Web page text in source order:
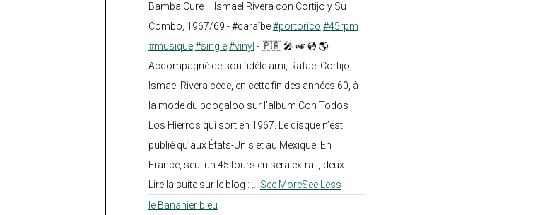
Bamba Cure – Ismael Rivera con Cortijo y Su
Combo, 1967/69 - #caraïbe#portorico #45rpm
#musique #single #vinyl - 🇵🇷 🎤 🎺 💿 🌎
Accompagné de son fidèle ami, Rafael Cortijo,
Ismael Rivera cède, en cette fin des années 60, à
la mode du boogaloo sur l’album Con Todos
Los Hierros qui sort en 1967. Le disque n’est
publié qu’aux États-Unis et au Mexique. En
France, seul un 45 tours en sera extrait, deux...
Lire la suite sur le blog :
See MoreSee Less
le Bananier bleu